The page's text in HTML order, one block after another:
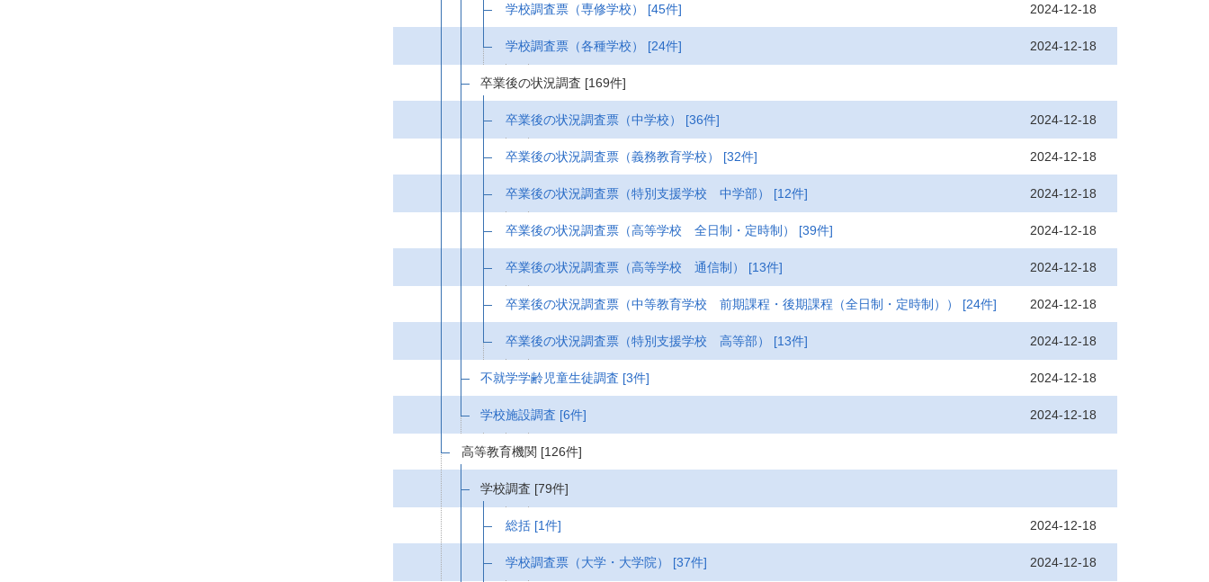
学校調査票（専修学校） [45件] 2024-12-18
学校調査票（各種学校） [24件] 2024-12-18
卒業後の状況調査 [169件]
卒業後の状況調査票（中学校） [36件] 2024-12-18
卒業後の状況調査票（義務教育学校） [32件] 2024-12-18
卒業後の状況調査票（特別支援学校 中学部） [12件] 2024-12-18
卒業後の状況調査票（高等学校 全日制・定時制） [39件] 2024-12-18
卒業後の状況調査票（高等学校 通信制） [13件] 2024-12-18
卒業後の状況調査票（中等教育学校 前期課程・後期課程（全日制・定時制）） [24件] 2024-12-18
卒業後の状況調査票（特別支援学校 高等部） [13件] 2024-12-18
不就学学齢児童生徒調査 [3件] 2024-12-18
学校施設調査 [6件] 2024-12-18
高等教育機関 [126件]
学校調査 [79件]
総括 [1件] 2024-12-18
学校調査票（大学・大学院） [37件] 2024-12-18